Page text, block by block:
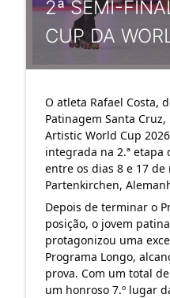
2ª SEMI-
CUP DA
O atleta Rafael Costa,
Patinagem Santa
Artistic World Cup
integrada na 2.ª etapa
entre os dias 8 e 17 de
Partenkirchen,
Depois de terminar o
posição, o jovem
protagonizou uma
Programa Longo,
prova. Com um total
um honroso 7.º lugar